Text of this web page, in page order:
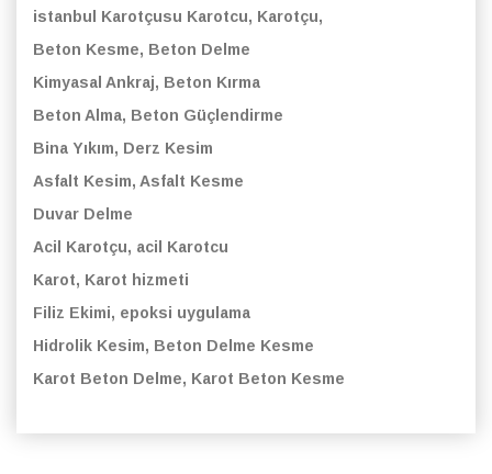
istanbul Karotçusu Karotcu, Karotçu,
Beton Kesme, Beton Delme
Kimyasal Ankraj, Beton Kırma
Beton Alma, Beton Güçlendirme
Bina Yıkım, Derz Kesim
Asfalt Kesim, Asfalt Kesme
Duvar Delme
Acil Karotçu, acil Karotcu
Karot, Karot hizmeti
Filiz Ekimi, epoksi uygulama
Hidrolik Kesim, Beton Delme Kesme
Karot Beton Delme, Karot Beton Kesme